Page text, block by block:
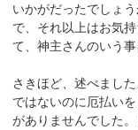
いかがだったでしょ
で、それ以上はお気
て、神主さんのいう
さきほど、述べまし
ではないのに厄払い
がありませんでした